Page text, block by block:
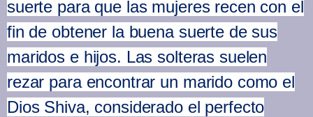
suerte para que las mujeres recen con el
fin de obtener la buena suerte de sus
maridos e hijos. Las solteras suelen
rezar para encontrar un marido como el
Dios Shiva, considerado el perfecto